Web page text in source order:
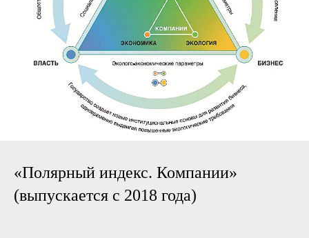
«Полярный индекс. Компании»
(выпускается с 2018 года)